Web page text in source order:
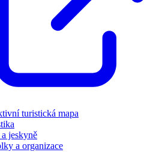
turistická mapa
jeskyně
a organizace